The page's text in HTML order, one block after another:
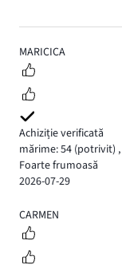
4
MARICICA
Achiziție verificată
mărime: 54 (potrivit) ,
Foarte frumoasă
2026-07-29
5
CARMEN